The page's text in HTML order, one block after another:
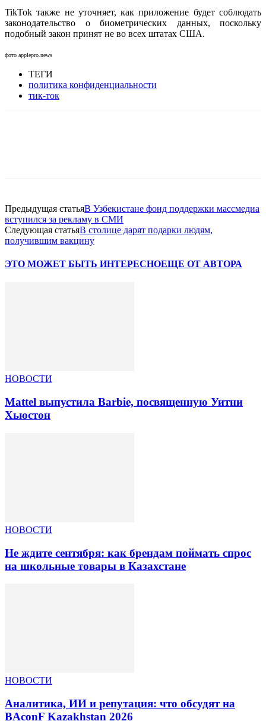
TikTok также не уточняет, как приложение будет соблюдать
законодательство о биометрических данных, поскольку
подобный закон принят не во всех штатах США.
фото applepro.news
ТЕГИ
политика конфиденциальности
тик-ток
Предыдущая статьяВ Узбекистане фонд поддержки массмедиа
вступился за рекламу в СМИ
Следующая статьяВ столице дарят подарки людям,
получившим вакцину
ЭТО МОЖЕТ БЫТЬ ИНТЕРЕСНОЕЩЕ ОТ АВТОРА
НОВОСТИ
Mattel выпустила Barbie, посвященную Уитни
Хьюстон
НОВОСТИ
Не ждите сентября: как брендам поймать спрос
на школьные товары в Казахстане
НОВОСТИ
Аналитика, ИИ и репутация: что обсудят на
BAconF Kazakhstan 2026